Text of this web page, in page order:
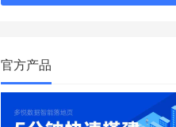
官方产品